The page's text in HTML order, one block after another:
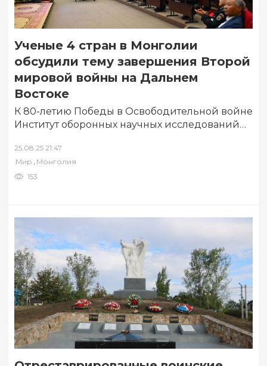
Ученые 4 стран в Монголии
обсудили тему завершения Второй
мировой войны на Дальнем
Востоке
К 80-летию Победы в Освободительной войне
Институт оборонных научных исследований
конференцию «Конец Второй мировой
войны:…
25.08.25 21:47
Мир , Монголия
153